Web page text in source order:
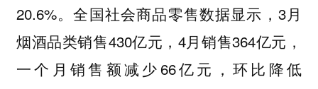
20.6%。全国社会商品零售数据显示，3月
烟酒品类销售430亿元，4月销售364亿元，
一个月销售额减少66亿元，环比降低